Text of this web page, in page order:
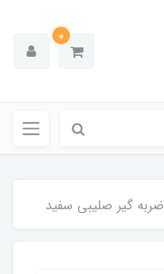
0
ضربه گیر صلیبی سفید